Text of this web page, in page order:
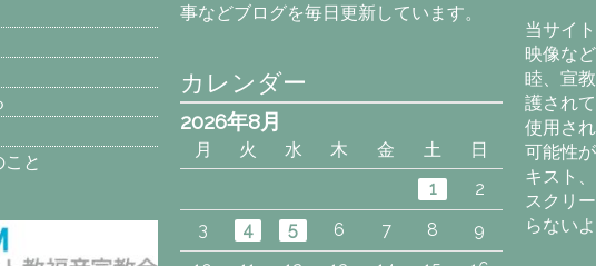
と
事などブログを毎日更新しています。
ブ
当サイ
映像な
睦、宣
護され
使用さ
可能性
キスト
スクリ
らない
カレンダー
2026年8月
月 火 水 木 金 土
日
1
2
3
4 5 6 7 8
9